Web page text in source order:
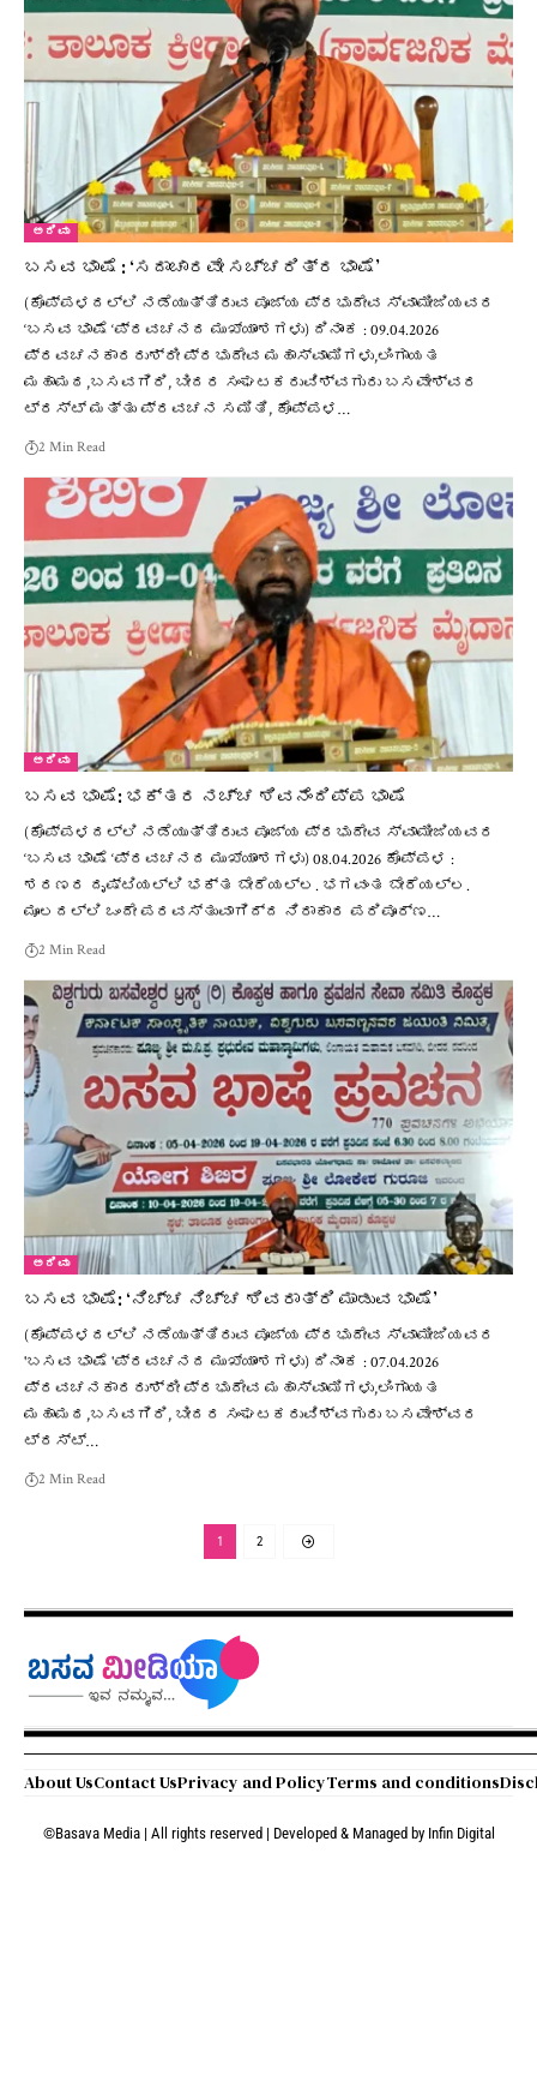
ಅರಿವು
ಬಸವ ಭಾಷೆ : ‘ಸದಾಚಾರವೇ ಸಚ್ಚರಿತ್ರ ಭಾಷೆ’
(ಕೊಪ್ಪಳದಲ್ಲಿ ನಡೆಯುತ್ತಿರುವ ಪೂಜ್ಯ ಪ್ರಭುದೇವ ಸ್ವಾಮೀಜಿಯವರ
‘ಬಸವ ಭಾಷೆ ‘ಪ್ರವಚನದ ಮುಖ್ಯಾಂಶಗಳು) ದಿನಾಂಕ : 09.04.2026
ಪ್ರವಚನಕಾರರುಶ್ರೀ ಪ್ರಭುದೇವ ಮಹಾಸ್ವಾಮಿಗಳು,ಲಿಂಗಾಯತ
ಮಹಾಮಠ,ಬಸವಗಿರಿ, ಬೀದರ ಸಂಘಟಕರುವಿಶ್ವಗುರು ಬಸವೇಶ್ವರ
ಟ್ರಸ್ಟ್ ಮತ್ತು ಪ್ರವಚನ ಸಮಿತಿ, ಕೊಪ್ಪಳ…
2 Min Read
ಅರಿವು
ಬಸವ ಭಾಷೆ: ಭಕ್ತರ ನಚ್ಚ ಶಿವನೆಂದಿಪ್ಪ ಭಾಷೆ
(ಕೊಪ್ಪಳದಲ್ಲಿ ನಡೆಯುತ್ತಿರುವ ಪೂಜ್ಯ ಪ್ರಭುದೇವ ಸ್ವಾಮೀಜಿಯವರ
‘ಬಸವ ಭಾಷೆ ‘ಪ್ರವಚನದ ಮುಖ್ಯಾಂಶಗಳು) 08.04.2026 ಕೊಪ್ಪಳ :
ಶರಣರ ದೃಷ್ಟಿಯಲ್ಲಿ ಭಕ್ತ ಬೇರೆಯಲ್ಲ. ಭಗವಂತ ಬೇರೆಯಲ್ಲ.
ಮೂಲದಲ್ಲಿ ಒಂದೇ ಪರವಸ್ತುವಾಗಿದ್ದ ನಿರಾಕಾರ ಪರಿಪೂರ್ಣ…
2 Min Read
ಅರಿವು
ಬಸವ ಭಾಷೆ: ‘ನಿಚ್ಚ ನಿಚ್ಚ ಶಿವರಾತ್ರಿ ಮಾಡುವ ಭಾಷೆ’
(ಕೊಪ್ಪಳದಲ್ಲಿ ನಡೆಯುತ್ತಿರುವ ಪೂಜ್ಯ ಪ್ರಭುದೇವ ಸ್ವಾಮೀಜಿಯವರ
'ಬಸವ ಭಾಷೆ 'ಪ್ರವಚನದ ಮುಖ್ಯಾಂಶಗಳು) ದಿನಾಂಕ : 07.04.2026
ಪ್ರವಚನಕಾರರುಶ್ರೀ ಪ್ರಭುದೇವ ಮಹಾಸ್ವಾಮಿಗಳು,ಲಿಂಗಾಯತ
ಮಹಾಮಠ,ಬಸವಗಿರಿ, ಬೀದರ ಸಂಘಟಕರುವಿಶ್ವಗುರು ಬಸವೇಶ್ವರ
ಟ್ರಸ್ಟ್…
2 Min Read
1 2
About UsContact UsPrivacy and PolicyTerms and conditions
©Basava Media | All rights reserved | Developed & Managed by Infin Digital